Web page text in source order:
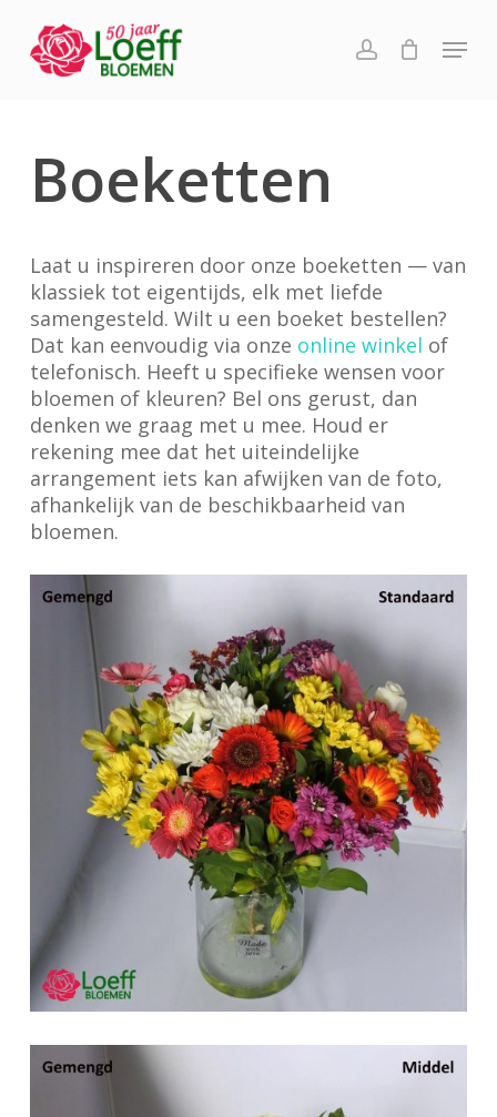
main
account
Menu
Boeketten
Laat u inspireren door onze boeketten — van
klassiek tot eigentijds, elk met liefde
samengesteld. Wilt u een boeket bestellen?
Dat kan eenvoudig via onze online winkel of
telefonisch. Heeft u specifieke wensen voor
bloemen of kleuren? Bel ons gerust, dan
denken we graag met u mee. Houd er
rekening mee dat het uiteindelijke
arrangement iets kan afwijken van de foto,
afhankelijk van de beschikbaarheid van
bloemen.